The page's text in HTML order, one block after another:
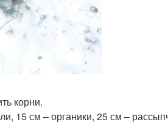
корни.
15 см – органики, 25 см –